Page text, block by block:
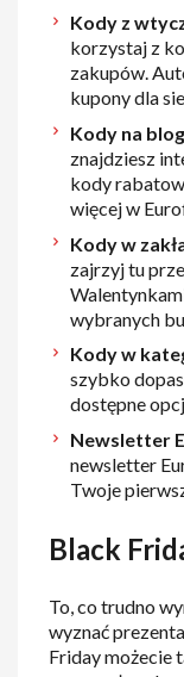
Kody z
korzystaj z
zakupów.
kupony dla
Kody na
znajdziesz
kody
więcej w
Kody w
zajrzyj tu
wybranych
Kody w
szybko
dostępne
Newsletter
newsletter
Twoje
Black
To, co trudno
wyznać
Friday możecie